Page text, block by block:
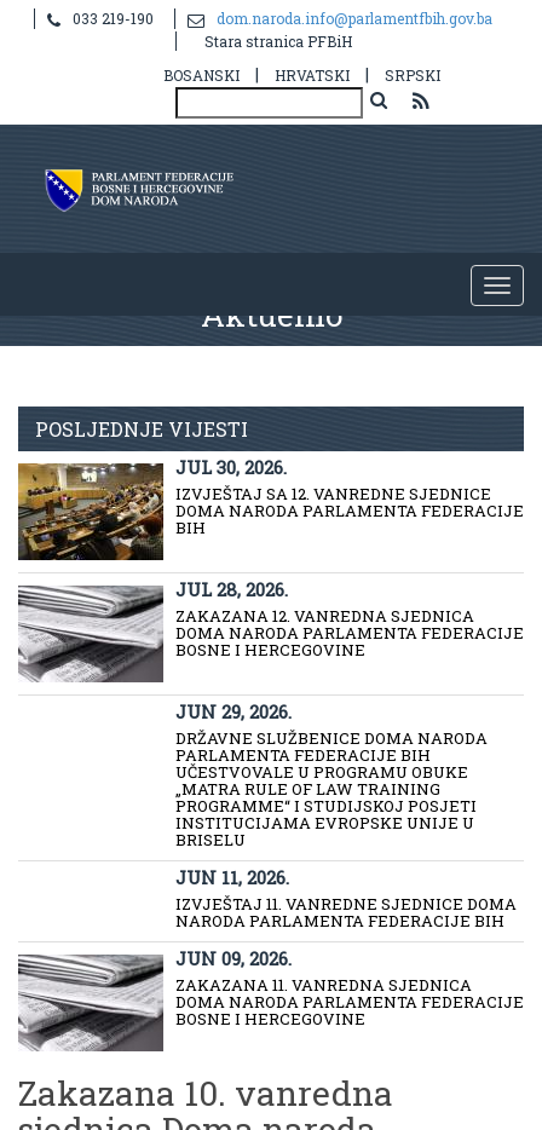
033 219-190
dom.naroda.info@parlamentfbih.gov.ba
Stara stranica PFBiH
BOSANSKI
| HRVATSKI | SRPSKI
Aktuelno
POSLJEDNJE VIJESTI
JUL 30, 2026.
IZVJEŠTAJ SA 12. VANREDNE SJEDNICE
DOMA NARODA PARLAMENTA FEDERACIJE
BIH
JUL 28, 2026.
ZAKAZANA 12. VANREDNA SJEDNICA
DOMA NARODA PARLAMENTA FEDERACIJE
BOSNE I HERCEGOVINE
JUN 29, 2026.
DRŽAVNE SLUŽBENICE DOMA NARODA
PARLAMENTA FEDERACIJE BIH
UČESTVOVALE U PROGRAMU OBUKE
„MATRA RULE OF LAW TRAINING
PROGRAMME“ I STUDIJSKOJ POSJETI
INSTITUCIJAMA EVROPSKE UNIJE U
BRISELU
JUN 11, 2026.
IZVJEŠTAJ 11. VANREDNE SJEDNICE DOMA
NARODA PARLAMENTA FEDERACIJE BIH
JUN 09, 2026.
ZAKAZANA 11. VANREDNA SJEDNICA
DOMA NARODA PARLAMENTA FEDERACIJE
BOSNE I HERCEGOVINE
Zakazana 10. vanredna